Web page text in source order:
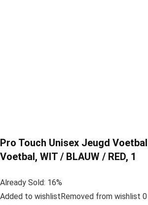
Pro Touch Unisex Jeugd
Voetbal, WIT / BLAUW / RED, 1
Already Sold: 16%
Added to wishlistRemoved from wishlist 0